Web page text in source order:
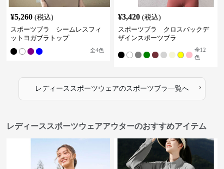
¥5,260 (税込)
スポーツブラ シームレスフィ
ットヨガブラトップ
全4色
¥3,420 (税込)
スポーツブラ クロスバックデ
ザインスポーツブラ
全12
色
レディーススポーツウェアのスポーツブラ一覧へ ›
レディーススポーツウェアアウターのおすすめアイテム